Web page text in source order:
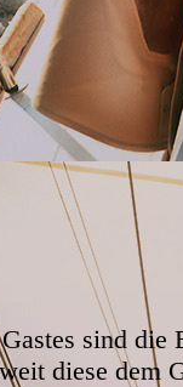
sind
diese dem